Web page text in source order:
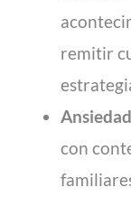
remitir
con